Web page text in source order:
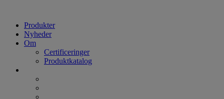
Produkter
Nyheder
Om
Certificeringer
Produktkatalog